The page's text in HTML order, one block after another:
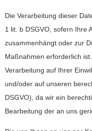
Die Verarbeitung dieser
1 lit. b DSGVO, sofern Ihre
zusammenhängt oder zur
Maßnahmen erforderlich
Verarbeitung auf Ihrer
und/oder auf unseren
DSGVO), da wir ein
Bearbeitung der an uns